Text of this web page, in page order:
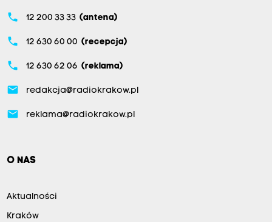
phone 12 200 33 33 (antena)
phone 12 630 60 00 (recepcja)
phone 12 630 62 06 (reklama)
email redakcja@radiokrakow.pl
email reklama@radiokrakow.pl
O NAS
Aktualności
Kraków